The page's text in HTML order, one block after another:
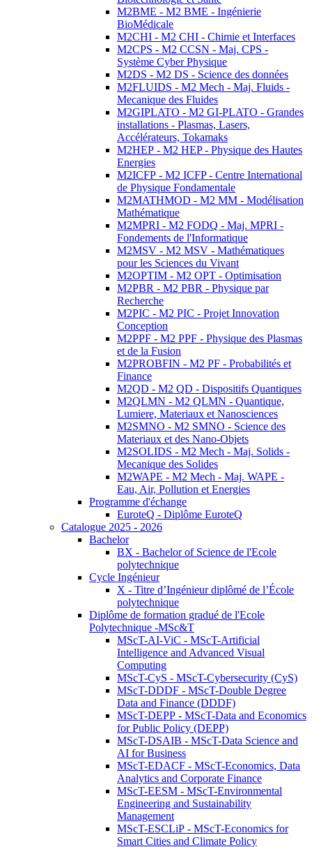
M2BME - M2 BME - Ingénierie
BioMédicale
M2CHI - M2 CHI - Chimie et Interfaces
M2CPS - M2 CCSN - Maj. CPS -
Système Cyber Physique
M2DS - M2 DS - Science des données
M2FLUIDS - M2 Mech - Maj. Fluids -
Mecanique des Fluides
M2GIPLATO - M2 GI-PLATO - Grandes
installations - Plasmas, Lasers,
Accélérateurs, Tokamaks
M2HEP - M2 HEP - Physique des Hautes
Energies
M2ICFP - M2 ICFP - Centre International
de Physique Fondamentale
M2MATHMOD - M2 MM - Modélisation
Mathématique
M2MPRI - M2 FODQ - Maj. MPRI -
Fondements de l'Informatique
M2MSV - M2 MSV - Mathématiques
pour les Sciences du Vivant
M2OPTIM - M2 OPT - Optimisation
M2PBR - M2 PBR - Physique par
Recherche
M2PIC - M2 PIC - Projet Innovation
Conception
M2PPF - M2 PPF - Physique des Plasmas
et de la Fusion
M2PROBFIN - M2 PF - Probabilités et
Finance
M2QD - M2 QD - Dispositifs Quantiques
M2QLMN - M2 QLMN - Quantique,
Lumiere, Materiaux et Nanosciences
M2SMNO - M2 SMNO - Science des
Materiaux et des Nano-Objets
M2SOLIDS - M2 Mech - Maj. Solids -
Mecanique des Solides
M2WAPE - M2 Mech - Maj. WAPE -
Eau, Air, Pollution et Energies
Programme d'échange
EuroteQ - Diplôme EuroteQ
Catalogue 2025 - 2026
Bachelor
BX - Bachelor of Science de l'Ecole
polytechnique
Cycle Ingénieur
X - Titre d’Ingénieur diplômé de l’École
polytechnique
Diplôme de formation gradué de l'Ecole
Polytechnique -MSc&T
MScT-AI-ViC - MScT-Artificial
Intelligence and Advanced Visual
Computing
MScT-CyS - MScT-Cybersecurity (CyS)
MScT-DDDF - MScT-Double Degree
Data and Finance (DDDF)
MScT-DEPP - MScT-Data and Economics
for Public Policy (DEPP)
MScT-DSAIB - MScT-Data Science and
AI for Business
MScT-EDACF - MScT-Economics, Data
Analytics and Corporate Finance
MScT-EESM - MScT-Environmental
Engineering and Sustainability
Management
MScT-ESCLiP - MScT-Economics for
Smart Cities and Climate Policy